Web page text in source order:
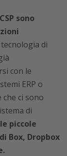
sono
di
con le
ERP o
ci sono
di
le piccole
Box, Dropbox